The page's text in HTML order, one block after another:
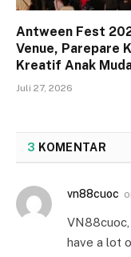
Antween Fest
Venue, Parepare
Kreatif Anak
Juli 27, 2026
3 KOMENTAR
vn88cuoc
have a lot